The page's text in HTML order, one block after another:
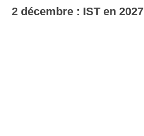
2 décembre : IST en 2027